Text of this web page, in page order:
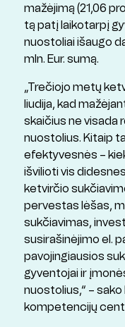
mažėjimą (21,06
tą patį laikotarpį
nuostoliai išaugo
mln. Eur. sumą.
„Trečiojo metų
liudija, kad
skaičius ne visada
nuostolius. Kitaip
efektyvesnės –
išvilioti vis
ketvirčio
pervestas lėšas,
sukčiavimas,
susirašinėjimo el.
pavojingiausios
gyventojai ir
nuostolius,“ –
kompetencijų